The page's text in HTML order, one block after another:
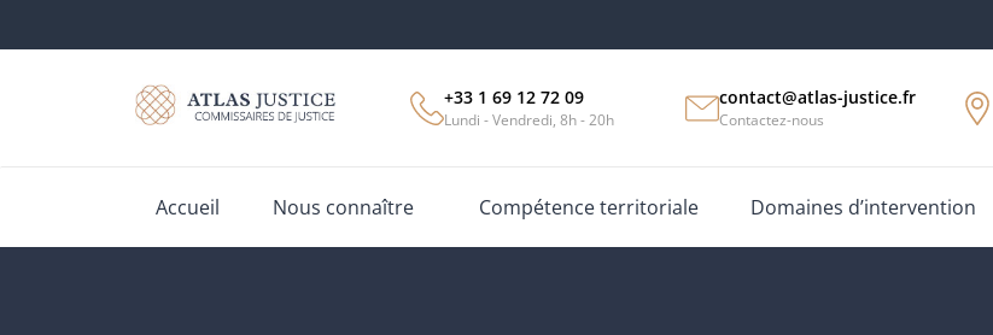
+33 1 69 12 72 09
Lundi - Vendredi, 8h - 20h
contact@atlas-justice.fr
Contactez-nous
Accueil Nous connaître Compétence territoriale Domaines d’intervention